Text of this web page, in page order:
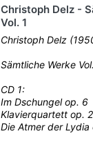
Christoph Delz -
Vol. 1
Christoph Delz
Sämtliche Werke
CD 1:
Im Dschungel op. 6
Klavierquartett op. 2
Die Atmer der Lydia